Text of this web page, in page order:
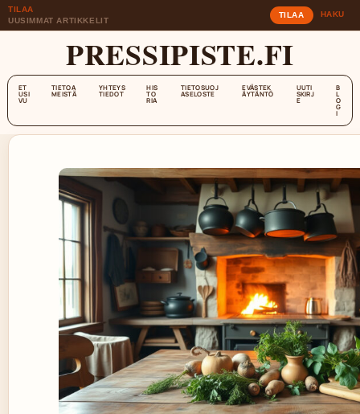
TILAA
UUSIMMAT ARTIKKELIT
TILAA HAKU
PRESSIPISTE.FI
ET
USI
VU
TIETOA
MEISTÄ
YHTEYS
TIEDOT
HIS
TO
RIA
TIETOSUOJ
ASELOSTE
EVÄSTEK
ÄYTÄNTÖ
UUTI
SKIRJ
E
B
L
O
G
I